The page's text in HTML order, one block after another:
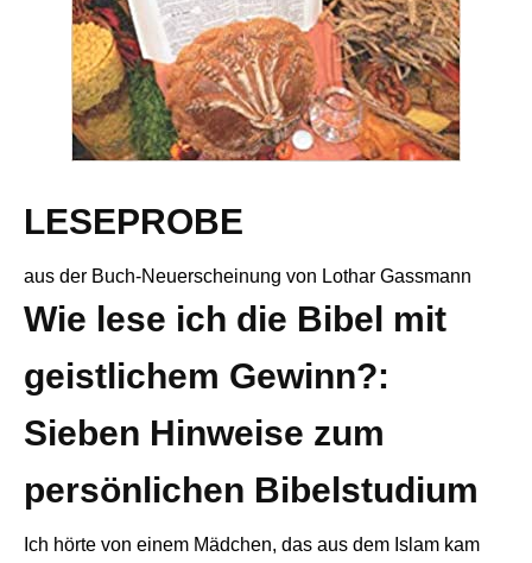
LESEPROBE
aus der Buch-Neuerscheinung von Lothar Gassmann
Wie lese ich die Bibel mit
geistlichem Gewinn?:
Sieben Hinweise zum
persönlichen Bibelstudium
Ich hörte von einem Mädchen, das aus dem Islam kam